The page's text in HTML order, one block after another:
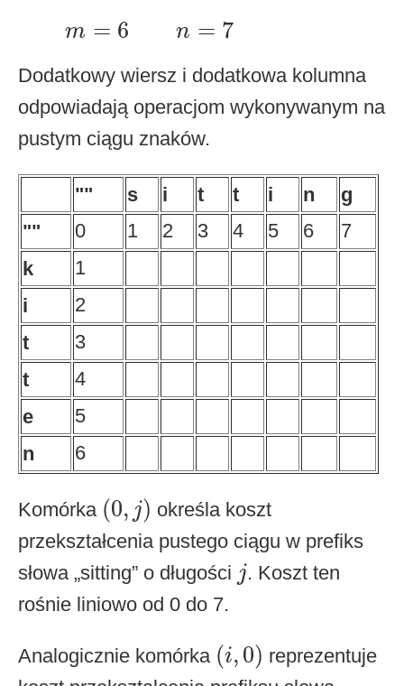
m = 6 n = 7
m= =7
Dodatkowy wiersz i dodatkowa kolumna
odpowiadają operacjom wykonywanym na
pustym ciągu znaków.
"" s i t t i n
g
""
0 1 2 3 4 5 6
7
k
1
i
2
t
3
t
4
e
5
n
6
Komórka (0, j)
(0 )
określa koszt
przekształcenia pustego ciągu w prefiks
słowa „sitting” o długości j
j . Koszt ten
rośnie liniowo od 0 do 7.
Analogicznie komórka (i,0)
(i, 0) reprezentuje